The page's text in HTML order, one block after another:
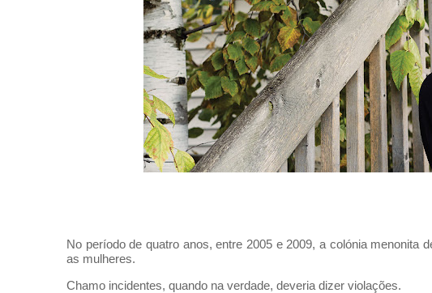
No período de quatro anos, entre 2005 e 2009, a colónia menonita
as mulheres.
Chamo incidentes, quando na verdade, deveria dizer violações.